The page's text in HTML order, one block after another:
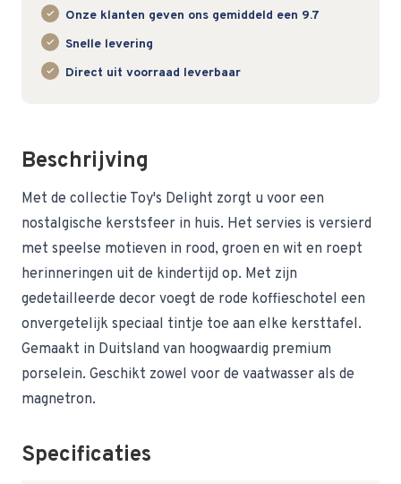
Onze klanten geven ons gemiddeld een 9.7
Snelle levering
Direct uit voorraad leverbaar
Beschrijving
Met de collectie Toy's Delight zorgt u voor een
nostalgische kerstsfeer in huis. Het servies is versierd
met speelse motieven in rood, groen en wit en roept
herinneringen uit de kindertijd op. Met zijn
gedetailleerde decor voegt de rode koffieschotel een
onvergetelijk speciaal tintje toe aan elke kersttafel.
Gemaakt in Duitsland van hoogwaardig premium
porselein. Geschikt zowel voor de vaatwasser als de
magnetron.
Specificaties